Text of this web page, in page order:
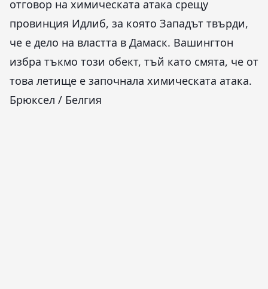
отговор на химическата атака срещу
провинция Идлиб, за която Западът твърди,
че е дело на властта в Дамаск. Вашингтон
избра тъкмо този обект, тъй като смята, че от
това летище е започнала химическата атака.
Брюксел / Белгия